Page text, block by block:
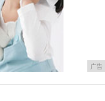
广告